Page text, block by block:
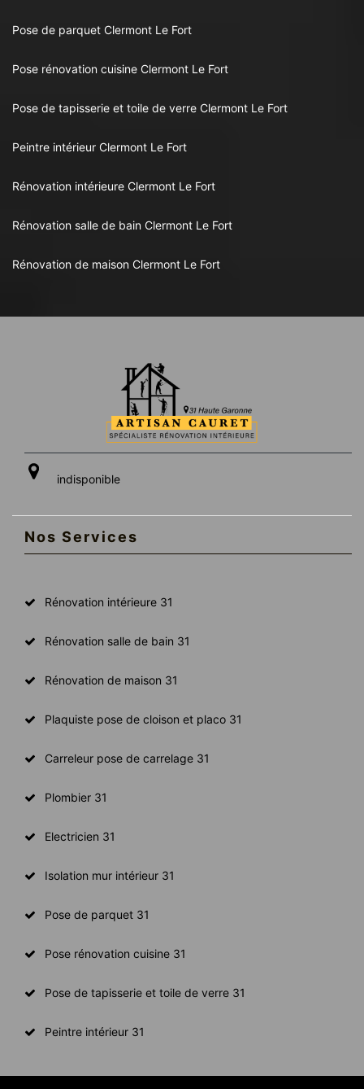
Pose de parquet Clermont Le Fort
Pose rénovation cuisine Clermont Le Fort
Pose de tapisserie et toile de verre Clermont Le Fort
Peintre intérieur Clermont Le Fort
Rénovation intérieure Clermont Le Fort
Rénovation salle de bain Clermont Le Fort
Rénovation de maison Clermont Le Fort
indisponible
Nos Services
Rénovation intérieure 31
Rénovation salle de bain 31
Rénovation de maison 31
Plaquiste pose de cloison et placo 31
Carreleur pose de carrelage 31
Plombier 31
Electricien 31
Isolation mur intérieur 31
Pose de parquet 31
Pose rénovation cuisine 31
Pose de tapisserie et toile de verre 31
Peintre intérieur 31